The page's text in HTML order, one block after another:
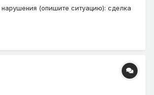
(опишите ситуацию): сделка